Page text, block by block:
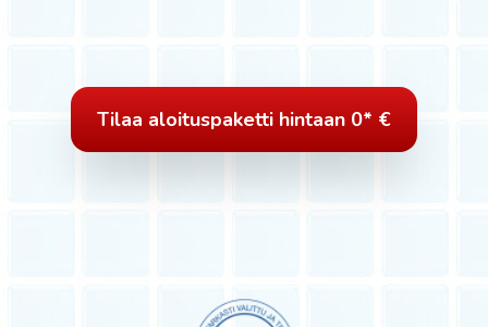
Tilaa aloituspaketti hintaan 0* €